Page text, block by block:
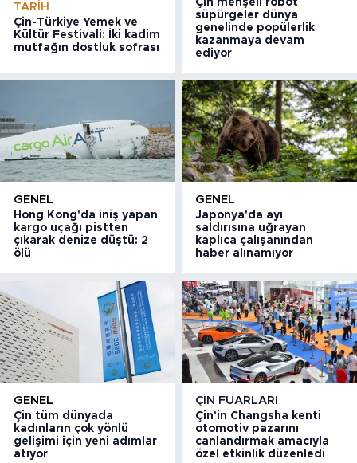
TARIH
Çin-Türkiye Yemek ve
Kültür Festivali: İki kadim
mutfağın dostluk sofrası
süpürgeler dünya
genelinde popülerlik
kazanmaya devam
ediyor
GENEL
Hong Kong'da iniş yapan
kargo uçağı pistten
çıkarak denize düştü: 2
ölü
GENEL
Japonya'da ayı
saldırısına uğrayan
kaplıca çalışanından
haber alınamıyor
GENEL
Çin tüm dünyada
kadınların çok yönlü
gelişimi için yeni adımlar
atıyor
ÇIN FUARLARI
Çin'in Changsha kenti
otomotiv pazarını
canlandırmak amacıyla
özel etkinlik düzenledi